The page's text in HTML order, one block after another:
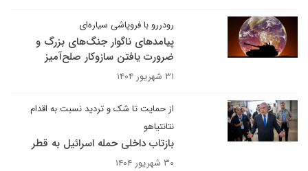
رودررو با فروپاشی سیاره‌ای
پیامدهای ناگوار جنگ‌های بزرگ و
ضرورت یافتن سازوکار صلح‌آمیز
۳۱ شهریور ۱۴۰۴
از حمایت تا شک و تردید نسبت به اقدام
نتانتیاهو
بازتاب داخلی حمله اسرائیل به قطر
۳۰ شهریور ۱۴۰۴